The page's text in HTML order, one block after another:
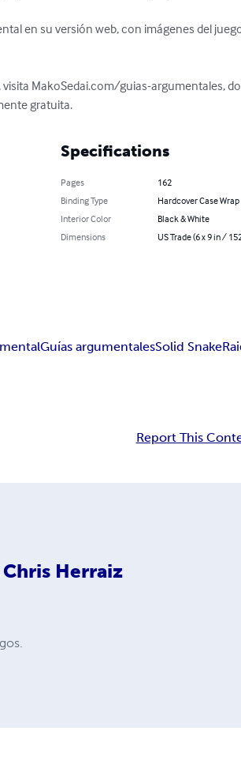
en su versión web, con imágenes del
MakoSedai.com/guias-argumentales,
gratuita.
Specifications
Pages
162
Binding Type
Hardcover Case Wrap
Interior Color
Black & White
Dimensions
US Trade (6 x 9 in /
Guías argumentalesSolid Snake
Report This
Chris Herraiz